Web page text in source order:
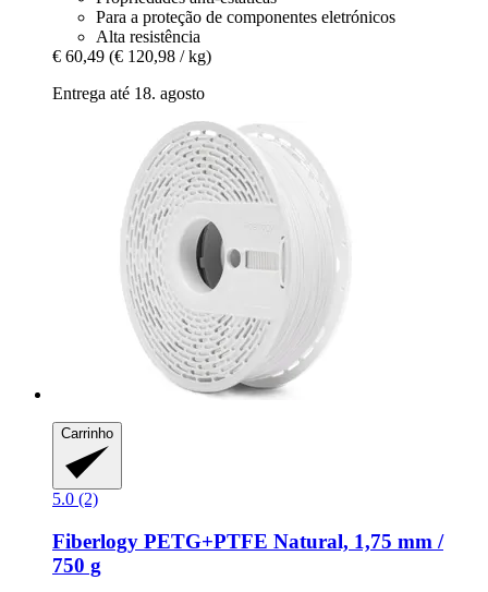
Para a proteção de componentes eletrónicos
Alta resistência
€ 60,49 (€ 120,98 / kg)
Entrega até 18. agosto
Carrinho
5.0 (2)
Fiberlogy PETG+PTFE Natural, 1,75 mm /
750 g